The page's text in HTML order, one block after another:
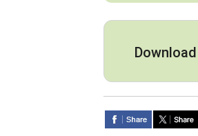
Download